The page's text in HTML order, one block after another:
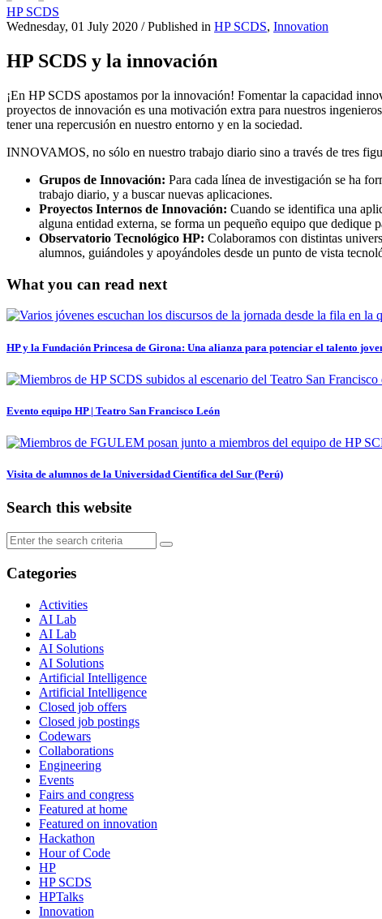
HP SCDS
Wednesday, 01 July 2020 /Published in HP SCDS, Innovation
HP SCDS y la innovación
¡En HP SCDS apostamos por la innovación! Fomentar la capacidad
proyectos de innovación es una motivación extra para nuestros
tener una repercusión en nuestro entorno y en la sociedad.
INNOVAMOS, no sólo en nuestro trabajo diario sino a través de tres
Grupos de Innovación: Para cada línea de investigación se ha
trabajo diario, y a buscar nuevas aplicaciones.
Proyectos Internos de Innovación: Cuando se identifica una
alguna entidad externa, se forma un pequeño equipo que dedique
Observatorio Tecnológico HP: Colaboramos con distintas
alumnos, guiándoles y apoyándoles desde un punto de vista
What you can read next
HP y la Fundación Princesa de Girona: Una alianza para potenciar el talento
Evento equipo HP | Teatro San Francisco León
Visita de alumnos de la Universidad Científica del Sur (Perú)
Search this website
Categories
Activities
AI Lab
AI Lab
AI Solutions
AI Solutions
Artificial Intelligence
Artificial Intelligence
Closed job offers
Closed job postings
Codewars
Collaborations
Engineering
Events
Fairs and congress
Featured at home
Featured on innovation
Hackathon
Hour of Code
HP
HP SCDS
HPTalks
Innovation